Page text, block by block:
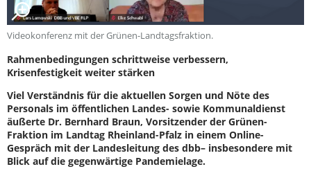
Videokonferenz mit der Grünen-Landtagsfraktion.
Rahmenbedingungen schrittweise verbessern,
Krisenfestigkeit weiter stärken
Viel Verständnis für die aktuellen Sorgen und Nöte des
Personals im öffentlichen Landes- sowie Kommunaldienst
äußerte Dr. Bernhard Braun, Vorsitzender der Grünen-
Fraktion im Landtag Rheinland-Pfalz in einem Online-
Gespräch mit der Landesleitung des dbb– insbesondere mit
Blick auf die gegenwärtige Pandemielage.